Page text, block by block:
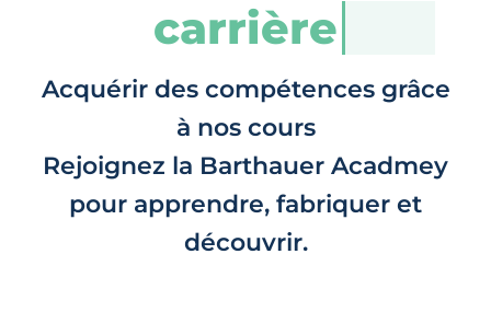
carrière
Acquérir des compétences grâce
à nos cours
Rejoignez la Barthauer Acadmey
pour apprendre, fabriquer et
découvrir.